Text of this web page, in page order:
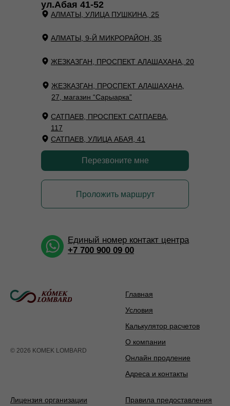
АЛМАТЫ, УЛИЦА ПУШКИНА, 25
АЛМАТЫ, 9-Й МИКРОРАЙОН, 35
ЖЕЗКАЗГАН, ПРОСПЕКТ АЛАШАХАНА,
27, магазин “Сарыарка”
САТПАЕВ, ПРОСПЕКТ САТПАЕВА,
117
САТПАЕВ, УЛИЦА АБАЯ, 41
ул.Абая 41-52
ЖЕЗКАЗГАН, ПРОСПЕКТ АЛАШАХАНА, 20
Единый номер контакт центра
+7 700 900 09 00
Перезвоните мне
Проложить маршрут
© 2026 KOMEK LOMBARD
Главная
Условия
Калькулятор расчетов
О компании
Онлайн продление
Адреса и контакты
Лицензия организации
Правила предоставления